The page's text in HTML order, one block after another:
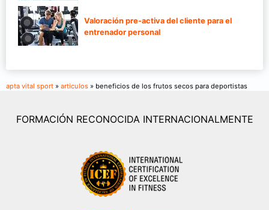
Valoración pre-activa del cliente para el
entrenador personal
apta vital sport » articulos » beneficios de los frutos secos para deportistas
FORMACIÓN RECONOCIDA INTERNACIONALMENTE